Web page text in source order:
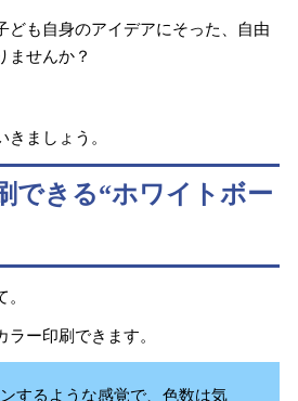
ども自身のアイデアにそった、自由
ませんか？
ましょう。
できる“ホワイトボー
ー印刷できます。
するような感覚で、色数は気